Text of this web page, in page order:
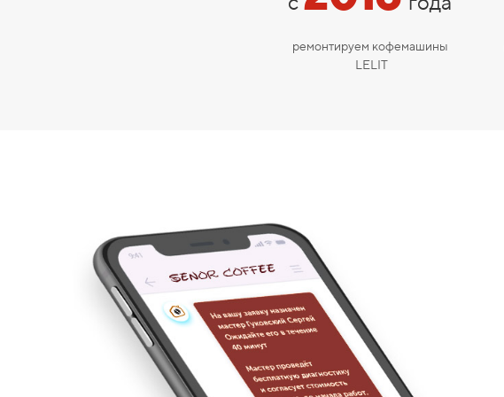
ремонтируем кофемашины
LELIT